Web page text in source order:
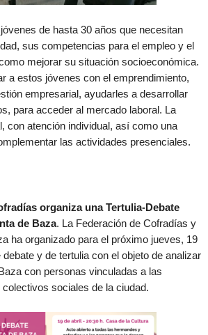
de hasta 30 años que necesitan
sus competencias para el empleo y el
mejorar su situación socioeconómica.
a estos jóvenes con el emprendimiento,
empresarial, ayudarles a desarrollar
para acceder al mercado laboral. La
con atención individual, así como una
las actividades presenciales.
organiza una Tertulia-Debate
de Baza. La Federación de Cofradías y
ha organizado para el próximo jueves, 19
y de tertulia con el objeto de analizar
con personas vinculadas a las
sociales de la ciudad.